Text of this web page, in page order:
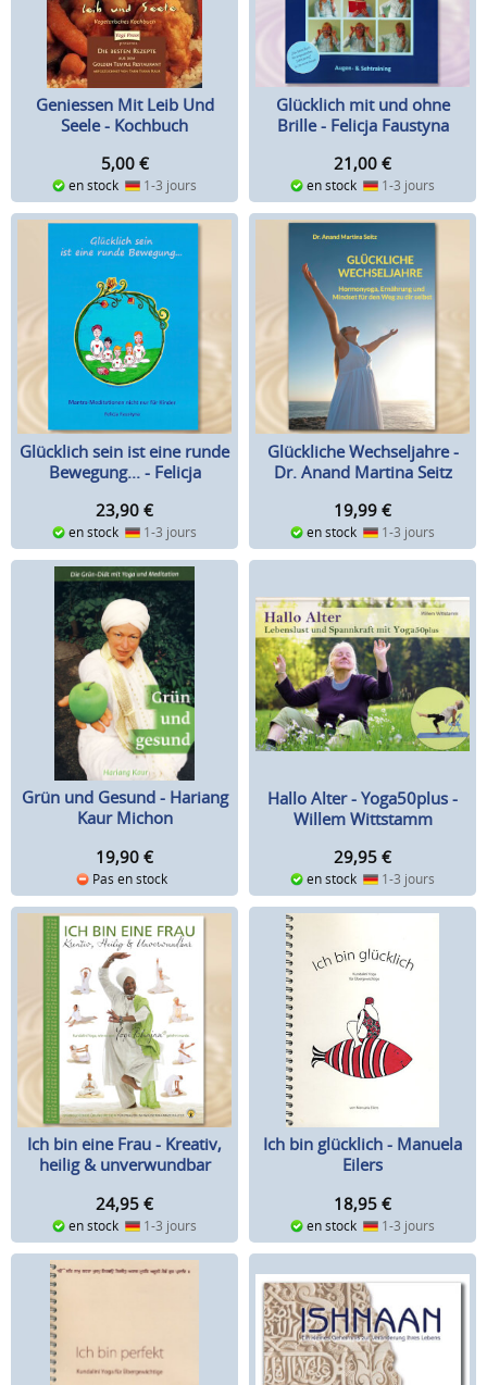
Geniessen Mit Leib Und
Seele - Kochbuch
5,00 €
en stock 1-3 jours
Glücklich mit und ohne
Brille - Felicja Faustyna
21,00 €
en stock 1-3 jours
Glücklich sein ist eine runde
Bewegung... - Felicja
23,90 €
en stock 1-3 jours
Glückliche Wechseljahre -
Dr. Anand Martina Seitz
19,99 €
en stock 1-3 jours
Grün und Gesund - Hariang
Kaur Michon
19,90 €
Pas en stock
Hallo Alter - Yoga50plus -
Willem Wittstamm
29,95 €
en stock 1-3 jours
Ich bin eine Frau - Kreativ,
heilig & unverwundbar
24,95 €
en stock 1-3 jours
Ich bin glücklich - Manuela
Eilers
18,95 €
en stock 1-3 jours